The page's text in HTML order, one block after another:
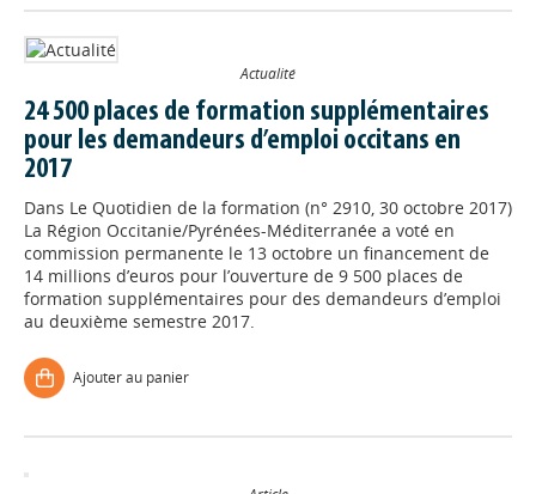
Actualité
24 500 places de formation supplémentaires
pour les demandeurs d’emploi occitans en
2017
Dans Le Quotidien de la formation (n° 2910, 30 octobre 2017)
La Région Occitanie/Pyrénées-Méditerranée a voté en
commission permanente le 13 octobre un financement de
14 millions d’euros pour l’ouverture de 9 500 places de
formation supplémentaires pour des demandeurs d’emploi
au deuxième semestre 2017.
Ajouter au panier